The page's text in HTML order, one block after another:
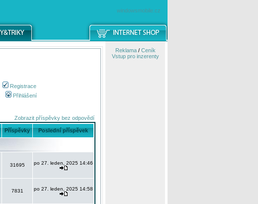
windowsmobile.cz
Registrace
Přihlášení
Zobrazit příspěvky bez odpovědí
Příspěvky Poslední příspěvek
31695 po 27. leden, 2025 14:46
7831 po 27. leden, 2025 14:58
Reklama/ Ceník
Vstup pro inzerenty